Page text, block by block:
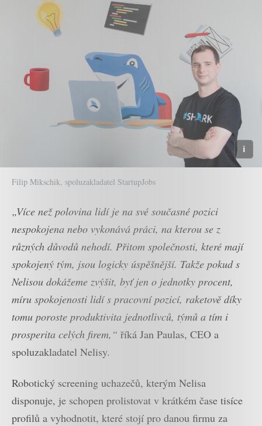
Filip Mikschik, spoluzakladatel StartupJobs
„Více než polovina lidí je na své současné pozici
nespokojena nebo vykonává práci, na kterou se z
různých důvodů nehodí. Přitom společnosti, které mají
spokojený tým, jsou logicky úspěšnější. Takže pokud s
Nelisou dokážeme zvýšit, byť jen o jednotky procent,
míru spokojenosti lidí s pracovní pozicí, raketově díky
tomu poroste produktivita jednotlivců, týmů a tím i
prosperita celých firem,“ říká Jan Paulas, CEO a
spoluzakladatel Nelisy.
Robotický screening uchazečů, kterým Nelisa
disponuje, je schopen prolistovat v krátkém čase tisíce
profilů a vyhodnotit, které stojí pro danou firmu za